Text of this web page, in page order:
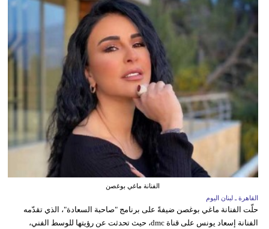
الفنانة ماغي بوغصن
القاهرة ـ لبنان اليوم
حلّت الفنانة ماغي بوغصن ضيفةً على برنامج "صاحبة السعادة"، الذي تقدّمه
الفنانة إسعاد يونس على قناة dmc، حيث تحدثت عن رؤيتها للوسط الفني،